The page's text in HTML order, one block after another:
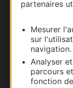
partenaires
Mesurer
sur
navigation.
Analyser
parcours
fonction
Nous
Carte